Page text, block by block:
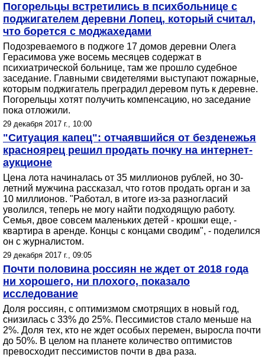
Погорельцы встретились в психбольнице с
поджигателем деревни Лопец, который считал,
что борется с моджахедами
Подозреваемого в поджоге 17 домов деревни Олега
Герасимова уже восемь месяцев содержат в
психиатрической больнице, там же прошло судебное
заседание. Главными свидетелями выступают пожарные,
которым поджигатель преградил деревом путь к деревне.
Погорельцы хотят получить компенсацию, но заседание
пока отложили.
29 декабря 2017 г., 10:00
"Ситуация капец": отчаявшийся от безденежья
красноярец решил продать почку на интернет-
аукционе
Цена лота начиналась от 35 миллионов рублей, но 30-
летний мужчина рассказал, что готов продать орган и за
10 миллионов. "Работал, в итоге из-за разногласий
уволился, теперь не могу найти подходящую работу.
Семья, двое совсем маленьких детей - крошки еще, -
квартира в аренде. Концы с концами сводим", - поделился
он с журналистом.
29 декабря 2017 г., 09:05
Почти половина россиян не ждет от 2018 года
ни хорошего, ни плохого, показало
исследование
Доля россиян, с оптимизмом смотрящих в новый год,
снизилась с 33% до 25%. Пессимистов стало меньше на
2%. Доля тех, кто не ждет особых перемен, выросла почти
до 50%. В целом на планете количество оптимистов
превосходит пессимистов почти в два раза.